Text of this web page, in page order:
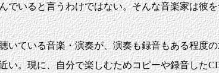
いると言うわけではない。そんな音楽家は彼
ている音楽・演奏が、演奏も録音もある程度
。現に、自分で楽しむためコピーや録音した